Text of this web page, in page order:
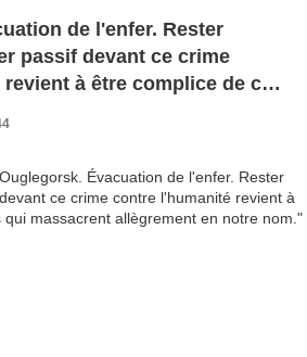
de l'enfer. Rester
passif devant ce crime
à être complice de ces